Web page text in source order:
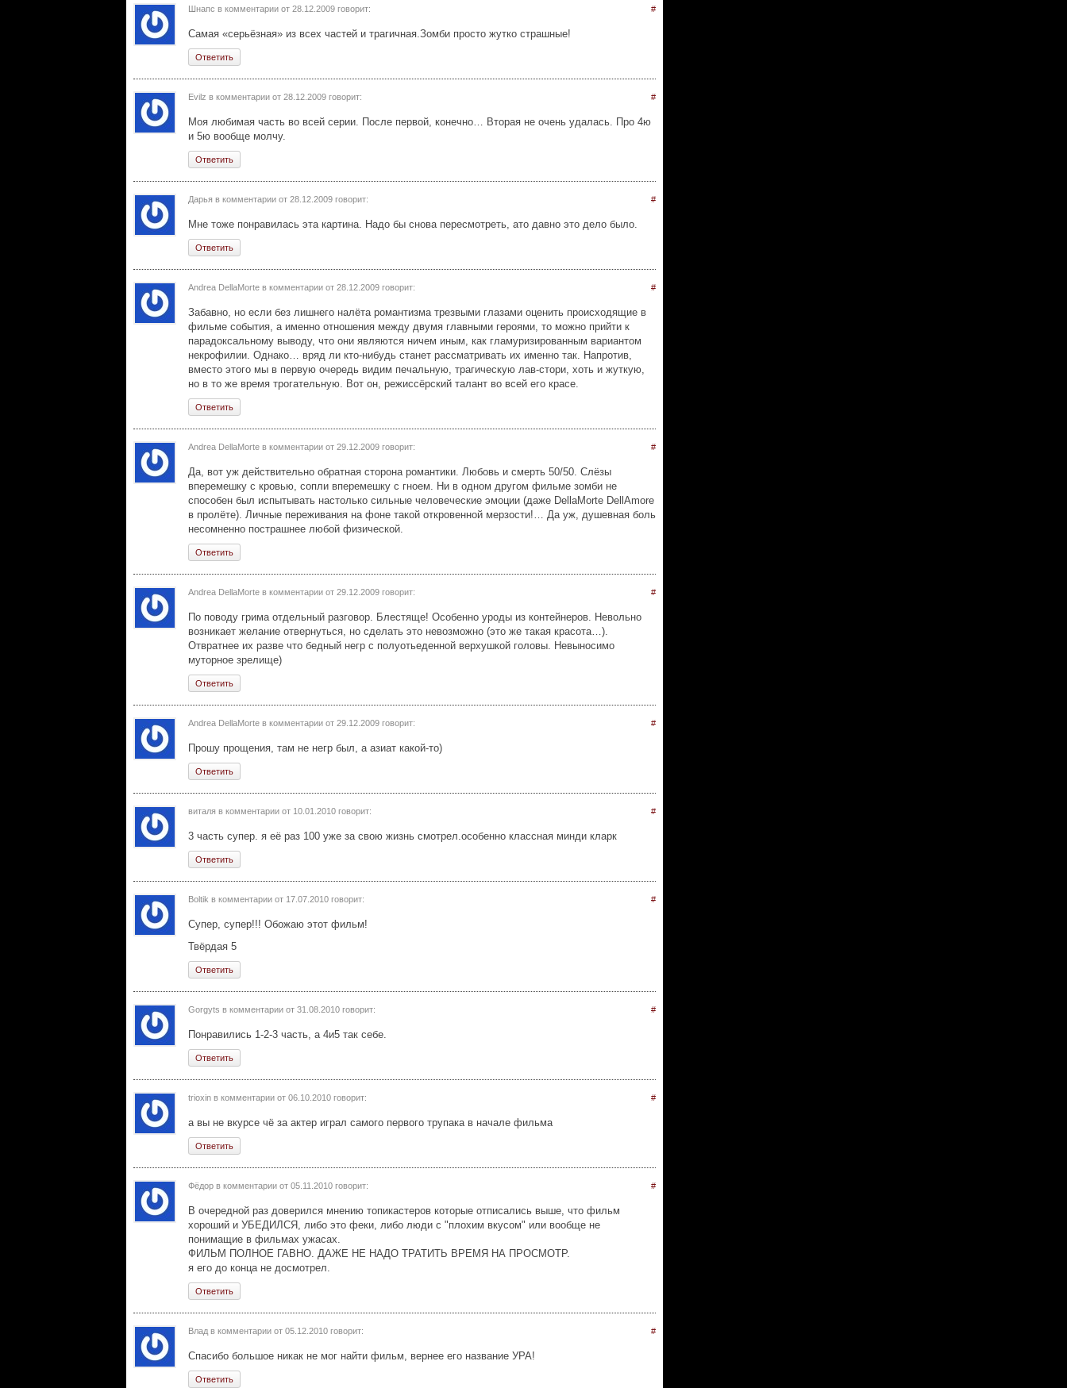
#
Шнапс в комментарии от 28.12.2009говорит:
Самая «серьёзная» из всех частей и трагичная.Зомби просто жутко страшные!
Ответить
#
Evilz в комментарии от 28.12.2009говорит:
Моя любимая часть во всей серии. После первой, конечно… Вторая не очень удалась. Про 4ю
и 5ю вообще молчу.
Ответить
#
Дарья в комментарии от 28.12.2009говорит:
Мне тоже понравилась эта картина. Надо бы снова пересмотреть, ато давно это дело было.
Ответить
#
Andrea DellaMorte в комментарии от 28.12.2009говорит:
Забавно, но если без лишнего налёта романтизма трезвыми глазами оценить происходящие в
фильме события, а именно отношения между двумя главными героями, то можно прийти к
парадоксальному выводу, что они являются ничем иным, как гламуризированным вариантом
некрофилии. Однако… вряд ли кто-нибудь станет рассматривать их именно так. Напротив,
вместо этого мы в первую очередь видим печальную, трагическую лав-стори, хоть и жуткую,
но в то же время трогательную. Вот он, режиссёрский талант во всей его красе.
Ответить
#
Andrea DellaMorte в комментарии от 29.12.2009говорит:
Да, вот уж действительно обратная сторона романтики. Любовь и смерть 50/50. Слёзы
вперемешку с кровью, сопли вперемешку с гноем. Ни в одном другом фильме зомби не
способен был испытывать настолько сильные человеческие эмоции (даже DellaMorte DellAmore
в пролёте). Личные переживания на фоне такой откровенной мерзости!… Да уж, душевная боль
несомненно пострашнее любой физической.
Ответить
#
Andrea DellaMorte в комментарии от 29.12.2009говорит:
По поводу грима отдельный разговор. Блестяще! Особенно уроды из контейнеров. Невольно
возникает желание отвернуться, но сделать это невозможно (это же такая красота…).
Отвратнее их разве что бедный негр с полуотьеденной верхушкой головы. Невыносимо
муторное зрелище)
Ответить
#
Andrea DellaMorte в комментарии от 29.12.2009говорит:
Прошу прощения, там не негр был, а азиат какой-то)
Ответить
#
виталя в комментарии от 10.01.2010говорит:
3 часть супер. я её раз 100 уже за свою жизнь смотрел.особенно классная минди кларк
Ответить
#
Boltik в комментарии от 17.07.2010говорит:
Супер, супер!!! Обожаю этот фильм!
Твёрдая 5
Ответить
#
Gorgyts в комментарии от 31.08.2010говорит:
Понравились 1-2-3 часть, а 4и5 так себе.
Ответить
#
trioxin в комментарии от 06.10.2010говорит:
а вы не вкурсе чё за актер играл самого первого трупака в начале фильма
Ответить
#
Фёдор в комментарии от 05.11.2010говорит:
В очередной раз доверился мнению топикастеров которые отписались выше, что фильм
хороший и УБЕДИЛСЯ, либо это феки, либо люди с "плохим вкусом" или вообще не
понимащие в фильмах ужасах.
ФИЛЬМ ПОЛНОЕ ГАВНО. ДАЖЕ НЕ НАДО ТРАТИТЬ ВРЕМЯ НА ПРОСМОТР.
я его до конца не досмотрел.
Ответить
#
Влад в комментарии от 05.12.2010говорит:
Спасибо большое никак не мог найти фильм, вернее его название УРА!
Ответить